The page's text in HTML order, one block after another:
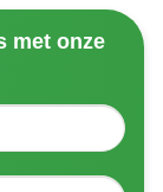
met onze